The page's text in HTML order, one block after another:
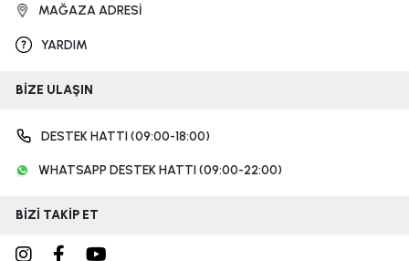
MAĞAZA ADRESİ
YARDIM
BİZE ULAŞIN
DESTEK HATTI (09:00-18:00)
WHATSAPP DESTEK HATTI (09:00-22:00)
BİZİ TAKİP ET